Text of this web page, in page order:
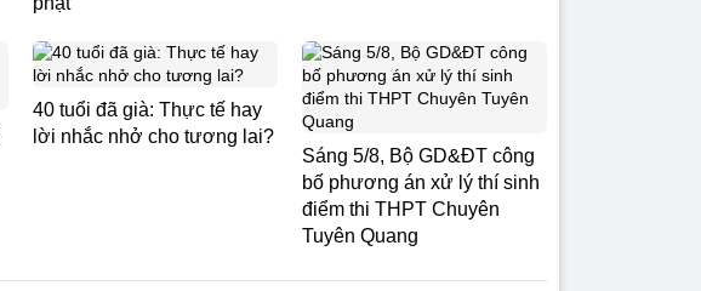
40 tuổi đã già: Thực tế hay
lời nhắc nhở cho tương lai?
Sáng 5/8, Bộ GD&ĐT công
bố phương án xử lý thí sinh
điểm thi THPT Chuyên
Tuyên Quang